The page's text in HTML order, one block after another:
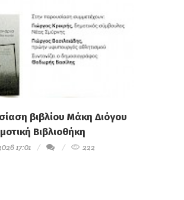
βιβλίου Μάκη Διόγου
Βιβλιοθήκη
17:01 222